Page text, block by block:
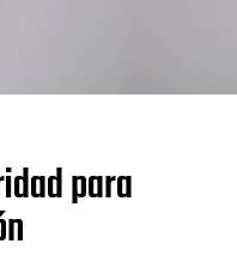
para